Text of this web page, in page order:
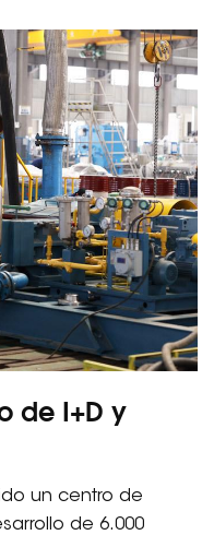
de I+D y
un centro de
de 6.000